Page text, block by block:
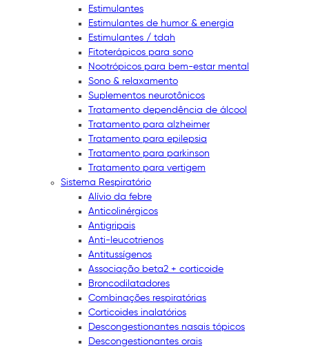
Estimulantes
Estimulantes de humor & energia
Estimulantes / tdah
Fitoterápicos para sono
Nootrópicos para bem-estar mental
Sono & relaxamento
Suplementos neurotônicos
Tratamento dependência de álcool
Tratamento para alzheimer
Tratamento para epilepsia
Tratamento para parkinson
Tratamento para vertigem
Sistema Respiratório
Alívio da febre
Anticolinérgicos
Antigripais
Anti-leucotrienos
Antitussígenos
Associação beta2 + corticoide
Broncodilatadores
Combinações respiratórias
Corticoides inalatórios
Descongestionantes nasais tópicos
Descongestionantes orais